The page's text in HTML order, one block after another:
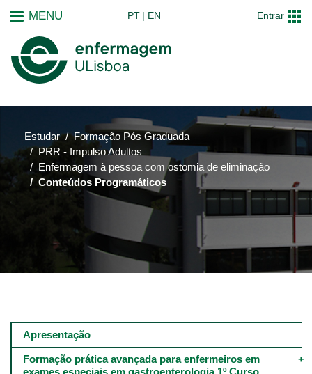
MENU PT EN Entrar
Estudar
Formação Pós Graduada
PRR - Impulso Adultos
Enfermagem à pessoa com ostomia de eliminação
Conteúdos Programáticos
Main
navigation
Apresentação
Formação prática avançada para enfermeiros em
exames especiais em gastroenterologia 1º Curso